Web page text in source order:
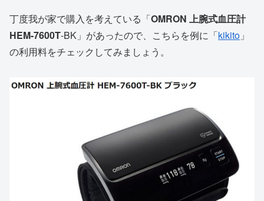
丁度我が家で購入を考えている「OMRON 上腕式血圧計
HEM-7600T-BK」があったので、こちらを例に「kikito 」
の利用料をチェックしてみましょう。